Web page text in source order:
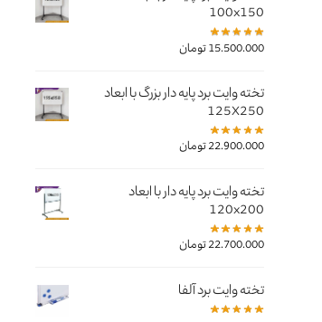
100x150
15.500.000تومان
تخته وایت برد پایه دار بزرگ با ابعاد
125X250
22.900.000تومان
تخته وایت برد پایه دار با ابعاد
120x200
22.700.000تومان
تخته وایت برد آلفا